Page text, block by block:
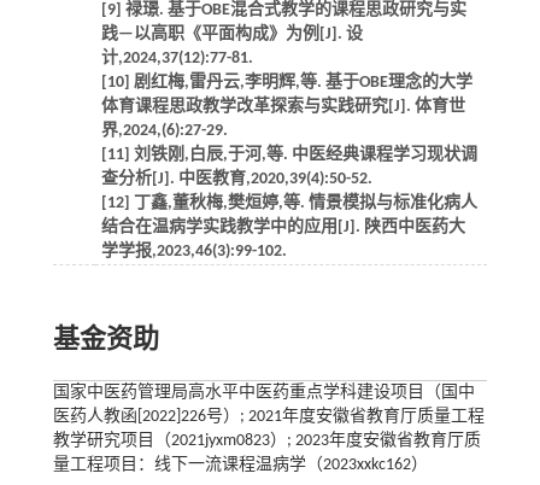
[9] 禄璟. 基于OBE混合式教学的课程思政研究与实
践—以高职《平面构成》为例[J]. 设
计,2024,37(12):77-81.
[10] 剧红梅,雷丹云,李明辉,等. 基于OBE理念的大学
体育课程思政教学改革探索与实践研究[J]. 体育世
界,2024,(6):27-29.
[11] 刘铁刚,白辰,于河,等. 中医经典课程学习现状调
查分析[J]. 中医教育,2020,39(4):50-52.
[12] 丁鑫,董秋梅,樊烜婷,等. 情景模拟与标准化病人
结合在温病学实践教学中的应用[J]. 陕西中医药大
学学报,2023,46(3):99-102.
基金资助
国家中医药管理局高水平中医药重点学科建设项目（国中
医药人教函[2022]226号）; 2021年度安徽省教育厅质量工程
教学研究项目（2021jyxm0823）; 2023年度安徽省教育厅质
量工程项目：线下一流课程温病学（2023xxkc162）